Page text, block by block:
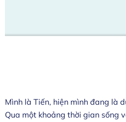
Mình là Tiến, hiện mình đang là
Qua một khoảng thời gian sống